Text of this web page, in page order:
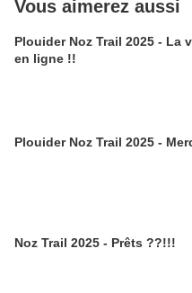
Vous aimerez aussi
Plouider Noz Trail 2025 - La
en ligne !!
Plouider Noz Trail 2025 -
Noz Trail 2025 - Prêts ??!!!